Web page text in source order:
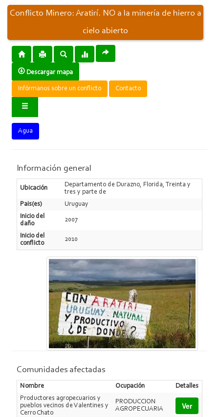
Conflicto Minero: Aratirí. NO a la minería de hierro a
cielo abierto
Descargar mapa
Infórmanos sobre un conflicto Contacto
Agua
Información general
Ubicación
Departamento de Durazno, Florida, Treinta y
tres y parte de
Pais(es)
Uruguay
Inicio del
daño
2007
Inicio del
conflicto
2010
Comunidades afectadas
Nombre Ocupación
Detalles
Productores agropecuarios y
pueblos vecinos de Valentines y
Cerro Chato
PRODUCCION
AGROPECUARIA
Ver